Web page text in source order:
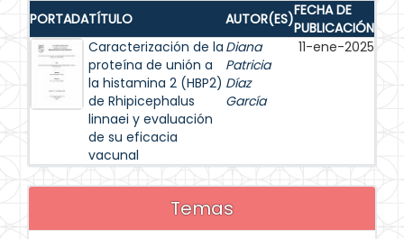
PORTADATÍTULO AUTOR(ES)FECHA DE
PUBLICACIÓN
Caracterización de la
proteína de unión a
la histamina 2 (HBP2)
de Rhipicephalus
linnaei y evaluación
de su eficacia
vacunal
Diana
Patricia
Díaz
García
11-ene-2025
Temas